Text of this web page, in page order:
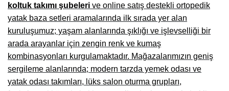
Diyarbakır Mobilyacılar, Mobilya Firmaları, İmalatçıları
Şanlıurfa Mobilyacılar, Mobilya Mağazaları, Firmaları
Trabzon Mobilyacılar, Mobilya İmalatçıları, Mağazaları
Erzurum Mobilyacılar, Mobilya İmalatçıları, Mağazaları
Afyon Mobilyacılar, Mobilya Mağazaları, İmalatçıları
koltuk takımı şubeleri ve online satış destekli ortopedik
yatak baza setleri aramalarında ilk sırada yer alan
kuruluşumuz; yaşam alanlarında şıklığı ve işlevselliği bir
arada arayanlar için zengin renk ve kumaş
kombinasyonları kurgulamaktadır. Mağazalarımızın geniş
sergileme alanlarında; modern tarzda yemek odası ve
yatak odası takımları, lüks salon oturma grupları,